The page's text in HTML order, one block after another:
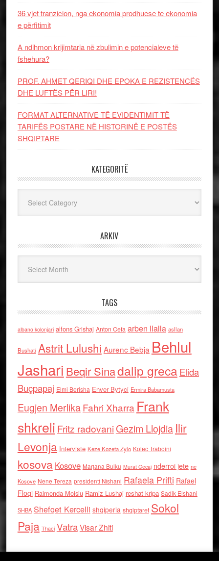
36 vjet tranzicion, nga ekonomia prodhuese te ekonomia
e përfitimit
A ndihmon krijimtaria në zbulimin e potencialeve të
fshehura?
PROF. AHMET QERIQI DHE EPOKA E REZISTENCЁS
DHE LUFTЁS PЁR LIRI!
FORMAT ALTERNATIVE TË EVIDENTIMIT TË
TARIFËS POSTARE NË HISTORINË E POSTËS
SHQIPTARE
KATEGORITË
ARKIV
TAGS
albano kolonjari alfons Grishaj Anton Cefa arben llalla asllan
Bushati Astrit Lulushi Aurenc Bebja Behlul
Jashari Beqir Sinadalip grecaElida
Buçpapaj Elmi Berisha Enver Bytyci Ermira Babamusta
Eugjen MerlikaFahri Xharra Frank
shkreli Fritz radovaniGezim Llojdia Ilir
Levonja Interviste Keze Kozeta Zylo Kolec Traboini
kosova Kosove Marjana Bulku Murat Gecaj nderroi jete ne
Kosove Nene Tereza presidenti Nishani Rafaela Prifti Rafael
Floqi Raimonda Moisiu Ramiz Lushaj reshat kripa Sadik Elshani
SHBA Shefqet Kercelli shqiperia shqiptaret Sokol
Paja Thaci VatraVisar Zhiti